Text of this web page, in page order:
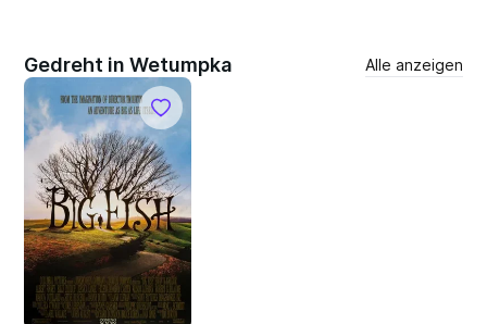
Gedreht in Wetumpka Alle anzeigen